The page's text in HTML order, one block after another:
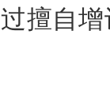
擅自